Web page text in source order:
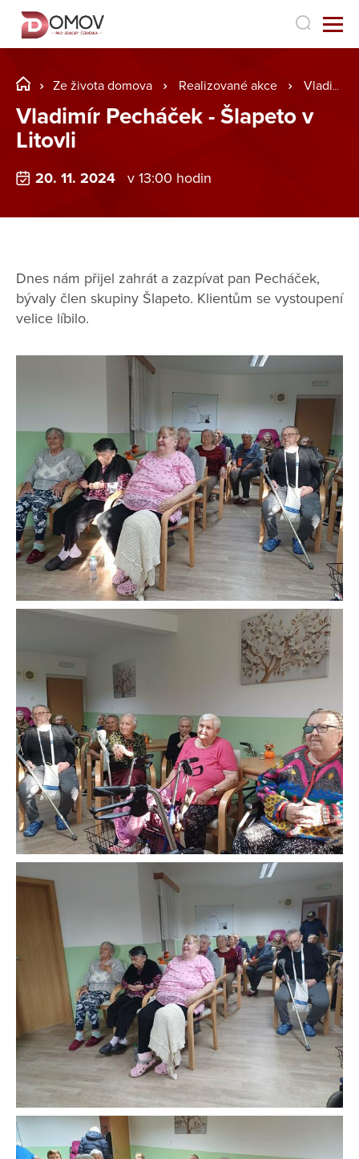
Ze života domova Realizované akce Vladimír Pecháček - Šlapeto v Litovli
Vladimír Pecháček - Šlapeto v
Litovli
20. 11. 2024 v 13:00 hodin
Dnes nám přijel zahrát a zazpívat pan Pecháček,
bývaly člen skupiny Šlapeto. Klientům se vystoupení
velice líbilo.